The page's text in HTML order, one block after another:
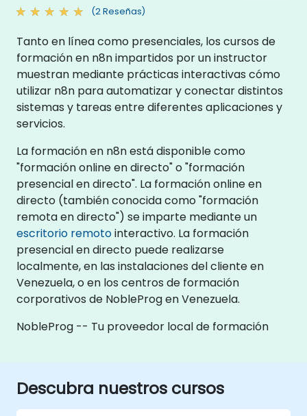
(2 Reseñas)
Tanto en línea como presenciales, los cursos de
formación en n8n impartidos por un instructor
muestran mediante prácticas interactivas cómo
utilizar n8n para automatizar y conectar distintos
sistemas y tareas entre diferentes aplicaciones y
servicios.
La formación en n8n está disponible como
"formación online en directo" o "formación
presencial en directo". La formación online en
directo (también conocida como "formación
remota en directo") se imparte mediante un
escritorio remotointeractivo. La formación
presencial en directo puede realizarse
localmente, en las instalaciones del cliente en
Venezuela, o en los centros de formación
corporativos de NobleProg en Venezuela.
NobleProg -- Tu proveedor local de formación
Descubra nuestros cursos